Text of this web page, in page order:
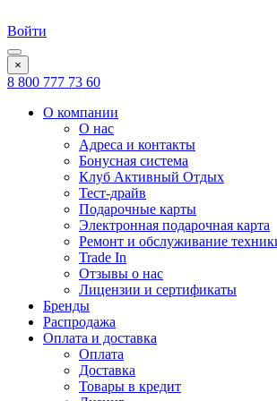
Войти
×
8 800 777 73 60
О компании
О нас
Адреса и контакты
Бонусная система
Клуб Активный Отдых
Тест-драйв
Подарочные карты
Электронная подарочная карта
Ремонт и обслуживание
Trade In
Отзывы о нас
Лицензии и сертификаты
Бренды
Распродажа
Оплата и доставка
Оплата
Доставка
Товары в кредит